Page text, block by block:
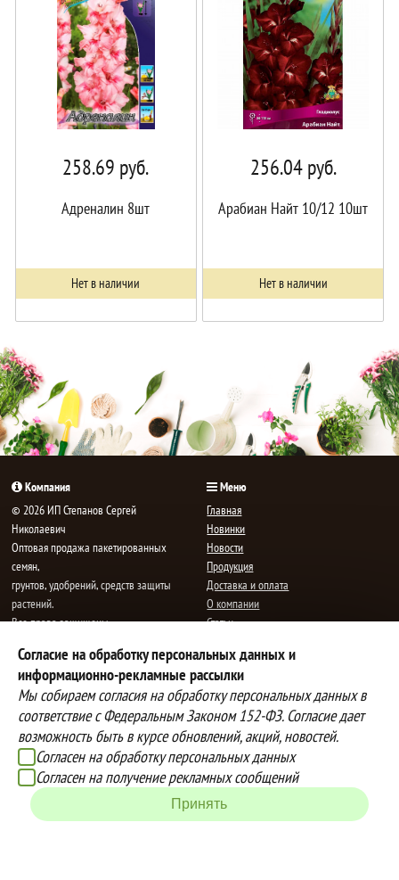
258.69 руб.
Адреналин 8шт
Нет в наличии
256.04руб.
Арабиан Найт 10/12 10шт
Нет в наличии
Согласие на обработку персональных данных и
информационно-рекламные рассылки
Мы собираем согласия на обработку персональных данных в
соответствие с Федеральным Законом 152-ФЗ. Согласие дает
возможность быть в курсе обновлений, акций, новостей.
Согласен на обработку персональных данных
Согласен на получение рекламных сообщений
Принять
Компания
© 2026 ИП Степанов Сергей
Николаевич
Oптовая продажа пакетированных
семян,
грунтов, удобрений, средств защиты
растений.
Все права защищены.
E-mail:mail@semenauspeha.ru
Телефон: +7 (8352) 28-80-34
Адрес: г. Чебоксары, пр. Мира 76 А
Меню
Главная
Новинки
Новости
Продукция
Доставка и оплата
О компании
Статьи
Способы оплаты
Вы можете оплатить покупки
наличными при получении товара,
либо выбрать другой способ оплаты
Инструкция по оплате банковской
Доставка
Наша компания осуществляет
бесплатную
доставку до терминалов транспортных
компаний.